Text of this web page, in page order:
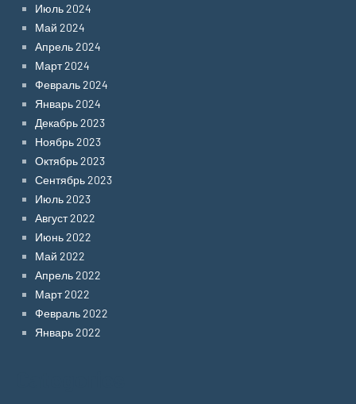
Июль 2024
Май 2024
Апрель 2024
Март 2024
Февраль 2024
Январь 2024
Декабрь 2023
Ноябрь 2023
Октябрь 2023
Сентябрь 2023
Июль 2023
Август 2022
Июнь 2022
Май 2022
Апрель 2022
Март 2022
Февраль 2022
Январь 2022